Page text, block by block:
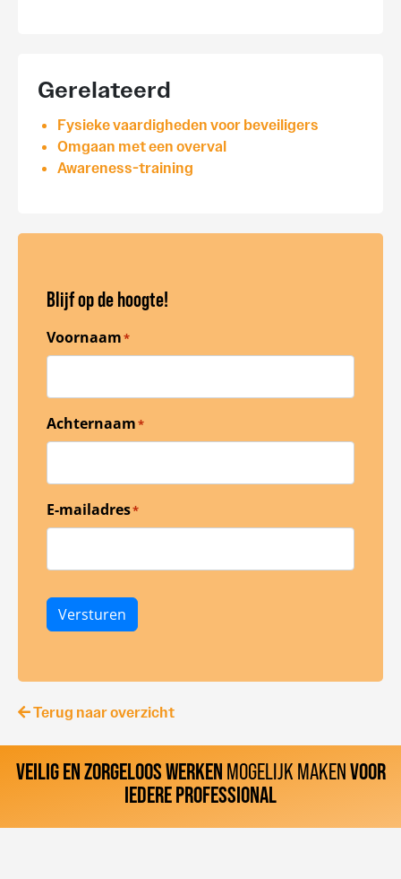
Gerelateerd
Fysieke vaardigheden voor beveiligers
Omgaan met een overval
Awareness-training
Blijf op de hoogte!
Voornaam*
Achternaam*
E-mailadres*
Versturen
Terug naar overzicht
VEILIG EN ZORGELOOS WERKEN MOGELIJK MAKENVOOR
IEDERE PROFESSIONAL